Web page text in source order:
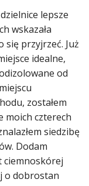
lepsze
wskazała
przyjrzeć. Już
idealne,
od
zostałem
moich czterech
siedzibę
Dodam
ciemnoskórej
o dobrostan